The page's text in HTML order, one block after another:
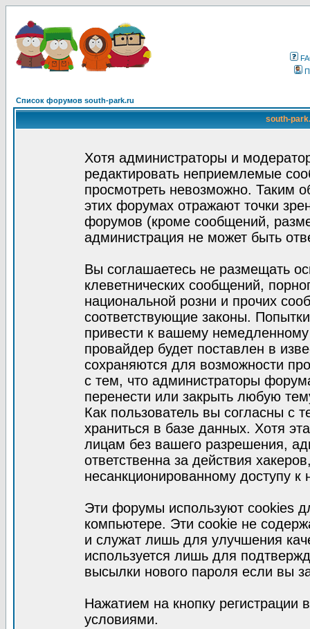
Список форумов south-park.ru
south-
Хотя администраторы и
редактировать неприемлемые
просмотреть невозможно. Таким
этих форумах отражают точки
форумов (кроме сообщений,
администрация не может быть
Вы соглашаетесь не размещать
клеветнических сообщений,
национальной розни и прочих
соответствующие законы.
привести к вашему
провайдер будет поставлен в
сохраняются для возможности
с тем, что администраторы
перенести или закрыть любую
Как пользователь вы согласны с
храниться в базе данных. Хотя
лицам без вашего разрешения,
ответственна за действия
несанкционированному доступу к
Эти форумы используют cookies
компьютере. Эти cookie не
и служат лишь для улучшения
используется лишь для
высылки нового пароля если вы
Нажатием на кнопку регистрации
условиями.